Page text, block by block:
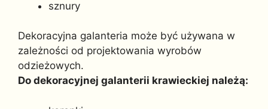
sznury
Dekoracyjna galanteria może być używana w
zależności od projektowania wyrobów
odzieżowych.
Do dekoracyjnej galanterii krawieckiej należą: